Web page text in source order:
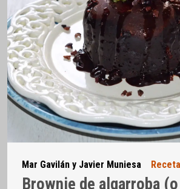
Mar Gavilán y Javier Muniesa
Brownie de algarroba